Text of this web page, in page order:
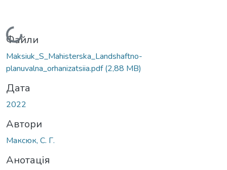
Вантажиться...
Файли
Maksiuk_S_Мahisterska_Landshaftno-
planuvalna_orhanizatsiia.pdf(2,88 MB)
Дата
2022
Автори
Максюк, С. Г.
Анотація